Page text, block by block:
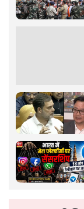
महाराष्ट्र के 29
सिमट गई हैं, जबकि
कमजोर हुई है।
मुंबई समेत राज्य